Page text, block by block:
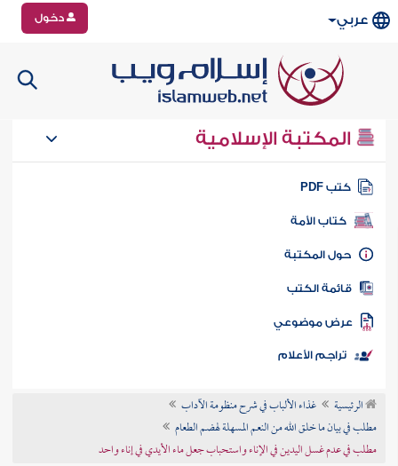
عربي دخول
المكتبة الإسلامية
كتب PDF
كتاب الأمة
المكتبة
الكتب
موضوعي
تراجم الأعلام
الرئيسية
غذاء الألباب في شرح منظومة الآداب
مطلب في بيان ما خلق الله من النعم المسهلة لهضم الطعام
مطلب في عدم غسل اليدين في الإناء واستحباب جعل ماء الأيدي في إناء واحد